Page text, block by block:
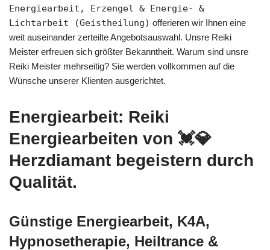
Energiearbeit, Erzengel & Energie- &
Lichtarbeit (Geistheilung) offerieren wir Ihnen eine
weit auseinander zerteilte Angebotsauswahl. Unsre Reiki
Meister erfreuen sich größter Bekanntheit. Warum sind unsre
Reiki Meister mehrseitig? Sie werden vollkommen auf die
Wünsche unserer Klienten ausgerichtet.
Energiearbeit: Reiki
Energiearbeiten von 💓️💎
Herzdiamant begeistern durch
Qualität.
Günstige Energiearbeit, K4A,
Hypnosetherapie, Heiltrance &